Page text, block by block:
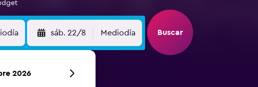
sáb. 22/8 Mediodía Buscar
2026